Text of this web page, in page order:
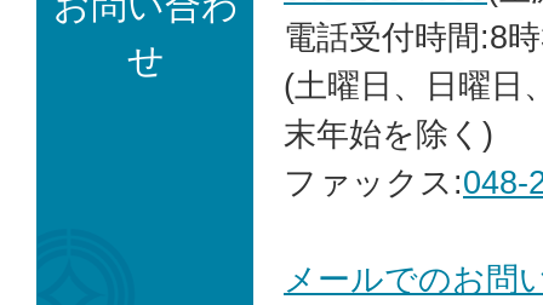
せ
電話受付時間:8
(土曜日、日曜日
末年始を除く)
ファックス:048-
メールでのお問